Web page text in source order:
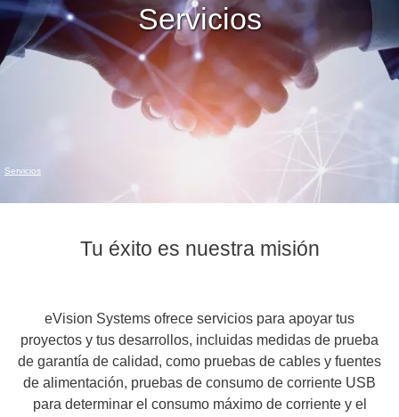
Servicios
Servicios
Tu éxito es nuestra misión
eVision Systems ofrece servicios para apoyar tus
proyectos y tus desarrollos, incluidas medidas de prueba
de garantía de calidad, como pruebas de cables y fuentes
de alimentación, pruebas de consumo de corriente USB
para determinar el consumo máximo de corriente y el